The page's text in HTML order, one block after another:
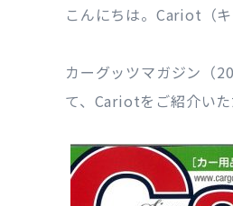
こんにちは。Cariot（
カーグッツマガジン（
て、Cariotをご紹介いた